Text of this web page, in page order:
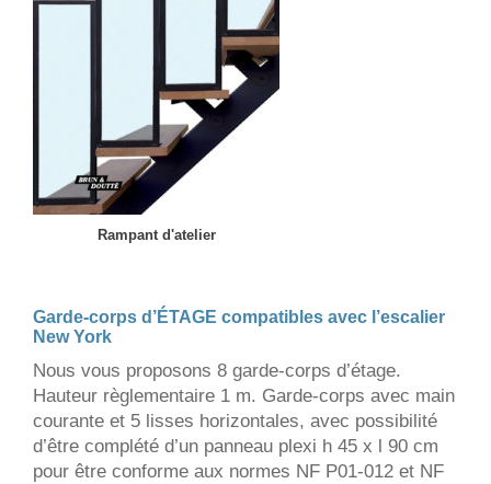
Rampant d'atelier
Garde-corps d’ÉTAGE compatibles avec l’escalier
New York
Nous vous proposons 8 garde-corps d’étage.
Hauteur règlementaire 1 m. Garde-corps avec main
courante et 5 lisses horizontales, avec possibilité
d’être complété d’un panneau plexi h 45 x l 90 cm
pour être conforme aux normes NF P01-012 et NF